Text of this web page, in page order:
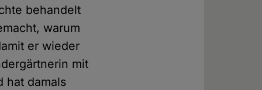
behandelt
warum
er wieder
mit
hat damals